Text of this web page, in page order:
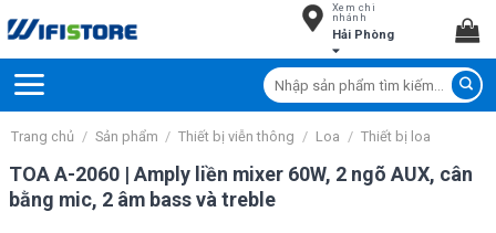
to
Xem chi
nhánh
Hải Phòng
Tìm
kiếm:
Trang chủ / Sản phẩm / Thiết bị viễn thông / Loa / Thiết bị loa
TOA A-2060 | Amply liền mixer 60W, 2 ngõ AUX, cân
bằng mic, 2 âm bass và treble